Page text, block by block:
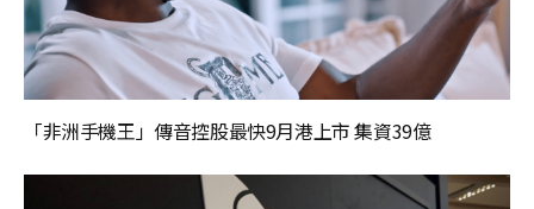
「非洲手機王」傳音控股最快9月港上市 集資39億